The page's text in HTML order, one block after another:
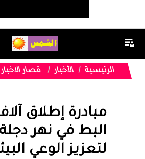
الرئيسية الأخبار قصار الاخبار
مبادرة إطلاق
البط في نهر
لتعزيز الوعي